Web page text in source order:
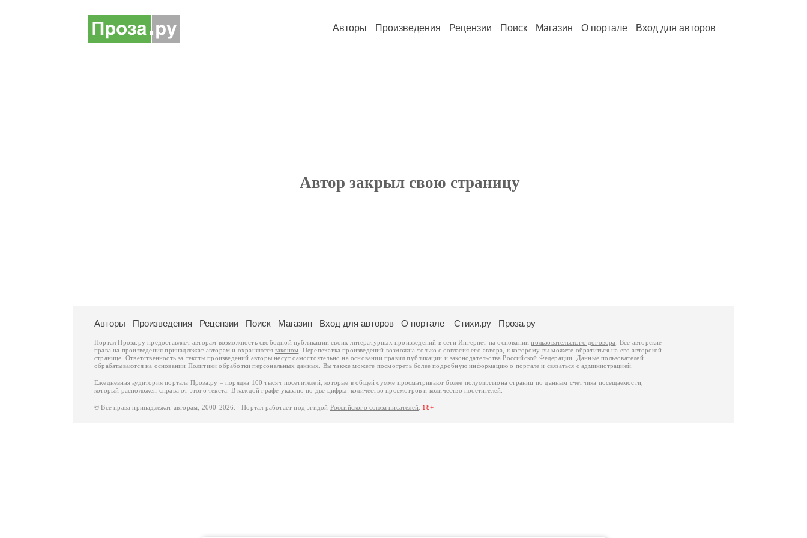
Авторы Произведения Рецензии Поиск Магазин О портале Вход для авторов
Автор закрыл свою страницу
Авторы Произведения Рецензии Поиск Магазин Вход для авторов О портале Стихи.ру Проза.ру
Портал Проза.ру предоставляет авторам возможность свободной публикации своих литературных произведений в сети Интернет на основаниипользовательского договора
. Все авторские
права на произведения принадлежат авторам и охраняются законом . Перепечатка произведений возможна только с согласия его автора, к которому вы можете обратиться на его авторской
странице. Ответственность за тексты произведений авторы несут самостоятельно на основанииправил публикации изаконодательства Российской Федерации . Данные пользователей
обрабатываются на основании Политики обработки персональных данных . Вы также можете посмотреть более подробнуюинформацию о портале и связаться с администрацией
Ежедневная аудитория портала Проза.ру – порядка 100 тысяч посетителей, которые в общей сумме просматривают более полумиллиона страниц по данным счетчика посещаемости,
который расположен справа от этого текста. В каждой графе указано по две цифры: количество просмотров и количество посетителей.
© Все права принадлежат авторам, 2000-2026. Портал работает под эгидой Российского союза писателей 18+